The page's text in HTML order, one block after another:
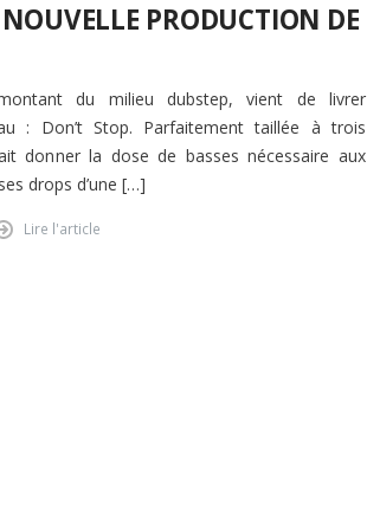
PRODUCTION DE
du milieu dubstep, vient de livrer
: Don’t Stop. Parfaitement taillée à trois
donner la dose de basses nécessaire aux
drops d’une […]
Lire l'article